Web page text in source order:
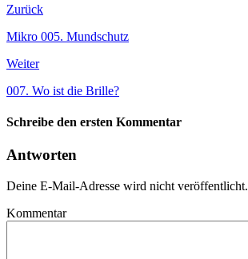
Zurück
Mikro 005. Mundschutz
Weiter
007. Wo ist die Brille?
Schreibe den ersten Kommentar
Antworten
Deine E-Mail-Adresse wird nicht veröffentlicht.
Kommentar